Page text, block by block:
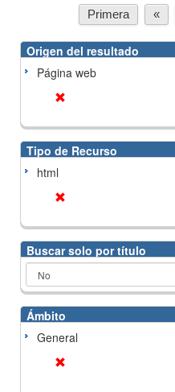
Primera «
Origen del resultado
Página web
Tipo de Recurso
html
Buscar solo por título
Ámbito
General